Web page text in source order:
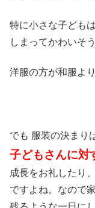
特に小さな子ども
しまってかわいそ
洋服の方が和服よ
でも 服装の決まり
子どもさんに対
成長をお礼したり
ですよね。なので